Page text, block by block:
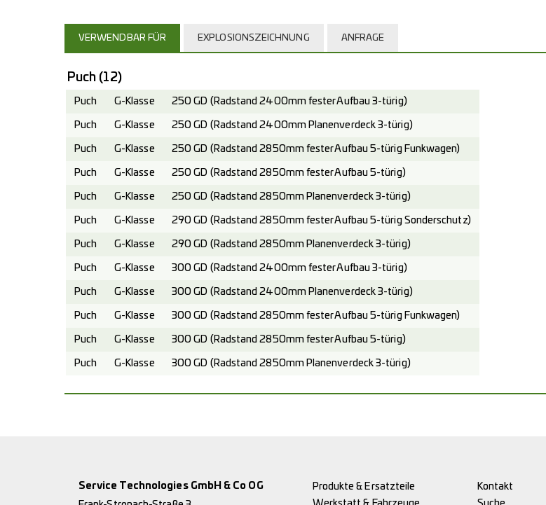
VERWENDBAR FÜR EXPLOSIONSZEICHNUNG ANFRAGE
Puch (12)
Puch G-Klasse 250 GD (Radstand 2400mm fester Aufbau 3-türig)
Puch G-Klasse 250 GD (Radstand 2400mm Planenverdeck 3-türig)
Puch G-Klasse 250 GD (Radstand 2850mm fester Aufbau 5-türig Funkwagen)
Puch G-Klasse 250 GD (Radstand 2850mm fester Aufbau 5-türig)
Puch G-Klasse 250 GD (Radstand 2850mm Planenverdeck 3-türig)
Puch G-Klasse 290 GD (Radstand 2850mm fester Aufbau 5-türig Sonderschutz)
Puch G-Klasse 290 GD (Radstand 2850mm Planenverdeck 3-türig)
Puch G-Klasse 300 GD (Radstand 2400mm fester Aufbau 3-türig)
Puch G-Klasse 300 GD (Radstand 2400mm Planenverdeck 3-türig)
Puch G-Klasse 300 GD (Radstand 2850mm fester Aufbau 5-türig Funkwagen)
Puch G-Klasse 300 GD (Radstand 2850mm fester Aufbau 5-türig)
Puch G-Klasse 300 GD (Radstand 2850mm Planenverdeck 3-türig)
Service Technologies GmbH & Co OG
Produkte & Ersatzteile
Kontakt